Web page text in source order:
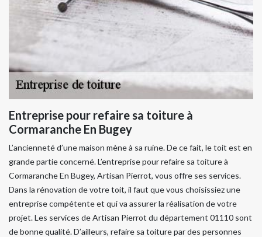
Entreprise pour refaire sa toiture à
Cormaranche En Bugey
L’ancienneté d’une maison mène à sa ruine. De ce fait, le toit est en
grande partie concerné. L’entreprise pour refaire sa toiture à
Cormaranche En Bugey, Artisan Pierrot, vous offre ses services.
Dans la rénovation de votre toit, il faut que vous choisissiez une
entreprise compétente et qui va assurer la réalisation de votre
projet. Les services de Artisan Pierrot du département 01110 sont
de bonne qualité. D’ailleurs, refaire sa toiture par des personnes